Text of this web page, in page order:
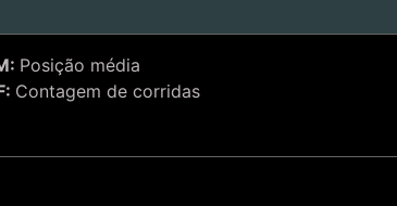
Posição média
Contagem de corridas